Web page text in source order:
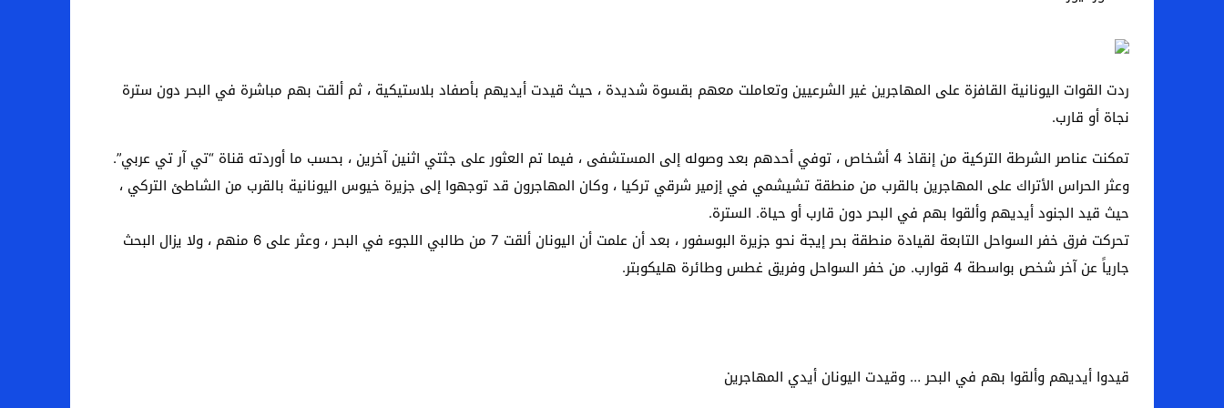
عالم الجريمة – قُتل أربعة مهاجرين غير شرعيين أثناء محاولتهم عبور القناة الإنجليزية باتجاه بريطانيا
ردت القوات اليونانية القافزة على المهاجرين غير الشرعيين وتعاملت معهم بقسوة شديدة ، حيث قيدت أيديهم بأصفاد بلاستيكية ، ثم ألقت بهم مباشرة في البحر دون سترة
نجاة أو قارب.
تمكنت عناصر الشرطة التركية من إنقاذ 4 أشخاص ، توفي أحدهم بعد وصوله إلى المستشفى ، فيما تم العثور على جثتي اثنين آخرين ، بحسب ما أوردته قناة “تي آر تي عربي”.
وعثر الحراس الأتراك على المهاجرين بالقرب من منطقة تشيشمي في إزمير شرقي تركيا ، وكان المهاجرون قد توجهوا إلى جزيرة خيوس اليونانية بالقرب من الشاطئ التركي ،
حيث قيد الجنود أيديهم وألقوا بهم في البحر دون قارب أو حياة. السترة.
تحركت فرق خفر السواحل التابعة لقيادة منطقة بحر إيجة نحو جزيرة البوسفور ، بعد أن علمت أن اليونان ألقت 7 من طالبي اللجوء في البحر ، وعثر على 6 منهم ، ولا يزال البحث
جارياً عن آخر شخص بواسطة 4 قوارب. من خفر السواحل وفريق غطس وطائرة هليكوبتر.
قيدوا أيديهم وألقوا بهم في البحر … وقيدت اليونان أيدي المهاجرين